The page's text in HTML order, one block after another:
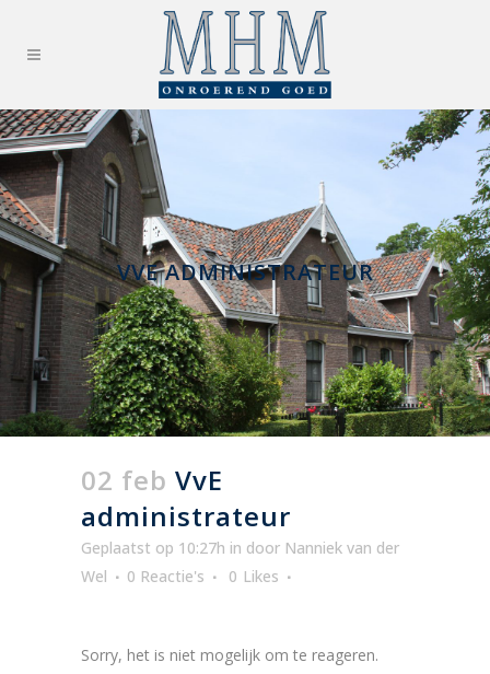
VVE ADMINISTRATEUR
02 feb VvE
administrateur
Geplaatst op 10:27h in door Nanniek van der
Wel
0 Reactie's 0 Likes
Sorry, het is niet mogelijk om te reageren.